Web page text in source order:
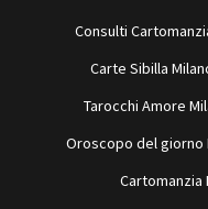
Consulti
Carte Sibilla
Tarocchi Amore
Oroscopo del giorno
Cartomanzia